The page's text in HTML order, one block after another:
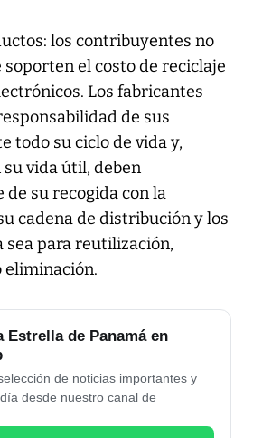
los contribuyentes no
soporten el costo de reciclaje
Los fabricantes
de sus
todo su ciclo de vida y,
vida útil, deben
su recogida con la
cadena de distribución y los
sea para reutilización,
eliminación.
Estrella de Panamá en
de noticias importantes y
desde nuestro canal de